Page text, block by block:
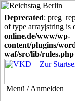
Deprecated:
of type array|string is
online.de/www/wp-
content/plugins/
waf/src/lib/rules.php
Menü / Anmelden